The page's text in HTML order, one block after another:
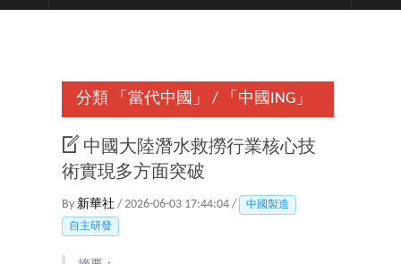
分類 「當代中國」 / 「中國ING」
中國大陸潛水救撈行業核心技
術實現多方面突破
By 新華社 / 2026-06-03 17:44:04 /
中國製造
自主研發